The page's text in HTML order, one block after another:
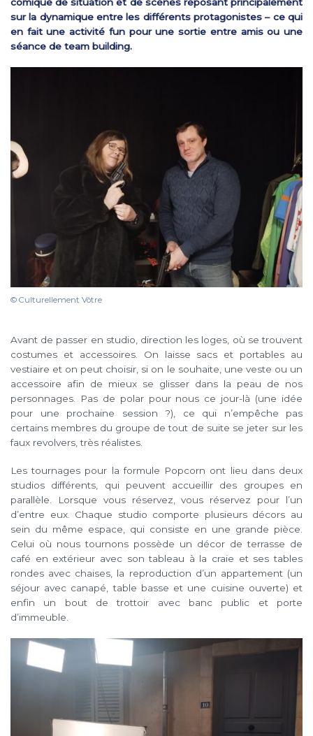
sur la dynamique entre les différents protagonistes – ce qui
en fait une activité fun pour une sortie entre amis ou une
séance de team building.
© Culturellement Vôtre
Avant de passer en studio, direction les loges, où se trouvent
costumes et accessoires. On laisse sacs et portables au
vestiaire et on peut choisir, si on le souhaite, une veste ou un
accessoire afin de mieux se glisser dans la peau de nos
personnages. Pas de polar pour nous ce jour-là (une idée
pour une prochaine session ?), ce qui n’empêche pas
certains membres du groupe de tout de suite se jeter sur les
faux revolvers, très réalistes.
Les tournages pour la formule Popcorn ont lieu dans deux
studios différents, qui peuvent accueillir des groupes en
parallèle. Lorsque vous réservez, vous réservez pour l’un
d’entre eux. Chaque studio comporte plusieurs décors au
sein du même espace, qui consiste en une grande pièce.
Celui où nous tournons possède un décor de terrasse de
café en extérieur avec son tableau à la craie et ses tables
rondes avec chaises, la reproduction d’un appartement (un
séjour avec canapé, table basse et une cuisine ouverte) et
enfin un bout de trottoir avec banc public et porte
d’immeuble.